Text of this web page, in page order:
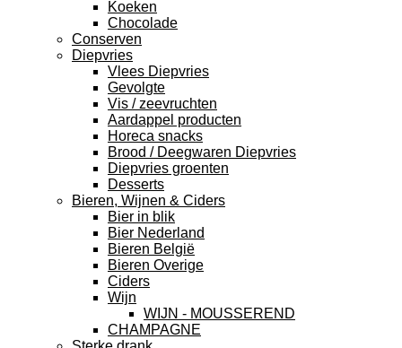
Koeken
Chocolade
Conserven
Diepvries
Vlees Diepvries
Gevolgte
Vis / zeevruchten
Aardappel producten
Horeca snacks
Brood / Deegwaren Diepvries
Diepvries groenten
Desserts
Bieren, Wijnen & Ciders
Bier in blik
Bier Nederland
Bieren België
Bieren Overige
Ciders
Wijn
WIJN - MOUSSEREND
CHAMPAGNE